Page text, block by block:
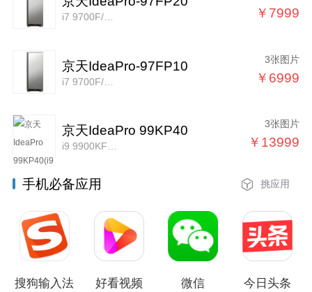
i7 9700F/16GB/256GB+2TB/P2000 ￥7999
京天IdeaPro-97FP10 3张图片
￥6999
京天IdeaPro 99KP40 3张图片
￥13999
手机必备应用 挑应用
搜狗输入法 好看视频 微信 今日头条